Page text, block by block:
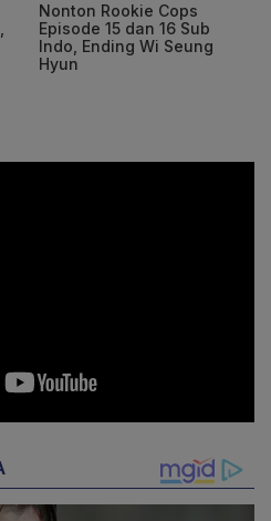
Nonton Rookie Cops
Episode 15 dan 16 Sub
Indo, Ending Wi Seung
Hyun